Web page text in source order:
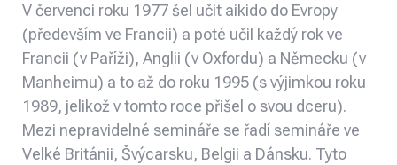
V červenci roku 1977 šel učit aikido do Evropy
(především ve Francii) a poté učil každý rok ve
Francii (v Paříži), Anglii (v Oxfordu) a Německu (v
Manheimu) a to až do roku 1995 (s výjimkou roku
1989, jelikož v tomto roce přišel o svou dceru).
Mezi nepravidelné semináře se řadí semináře ve
Velké Británii, Švýcarsku, Belgii a Dánsku. Tyto